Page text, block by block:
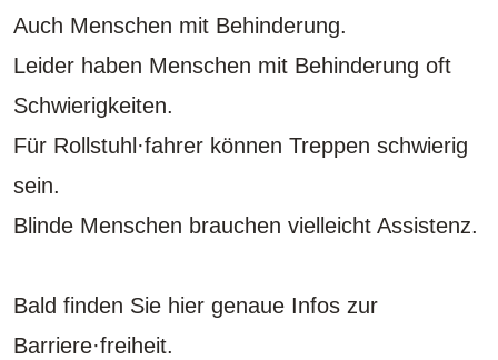
Auch Menschen mit Behinderung.
Leider haben Menschen mit Behinderung oft
Schwierigkeiten.
Für Rollstuhl·fahrer können Treppen schwierig
sein.
Blinde Menschen brauchen vielleicht Assistenz.
Bald finden Sie hier genaue Infos zur
Barriere·freiheit.